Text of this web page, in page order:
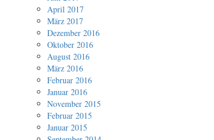
April 2017
März 2017
Dezember 2016
Oktober 2016
August 2016
März 2016
Februar 2016
Januar 2016
November 2015
Februar 2015
Januar 2015